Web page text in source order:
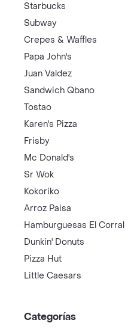
Starbucks
Subway
Crepes & Waffles
Papa John's
Juan Valdez
Sandwich Qbano
Tostao
Karen's Pizza
Frisby
Mc Donald's
Sr Wok
Kokoriko
Arroz Paisa
Hamburguesas El Corral
Dunkin' Donuts
Pizza Hut
Little Caesars
Categorías